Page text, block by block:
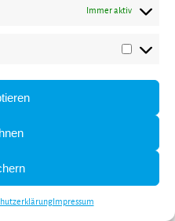
Immer aktiv
Impressum
Versandkosten (bei Versand innerhalb
siehe